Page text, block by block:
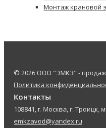
Монтаж крановой
© 2026 ООО "ЭМКЗ" -
Политика
Контакты
108841, г. Москва, г.
emkzavod@yandex.ru